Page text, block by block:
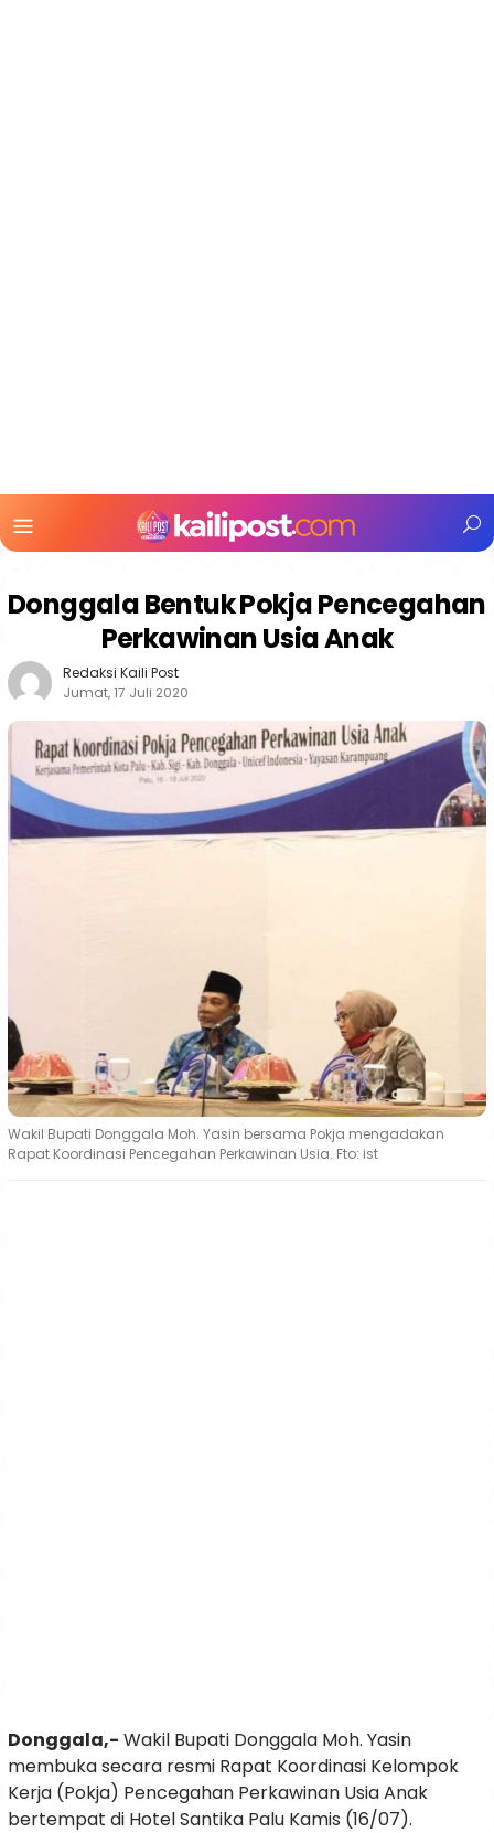
Mobile
Donggala Bentuk Pokja Pencegahan
Perkawinan Usia Anak
Redaksi Kaili Post
Jumat, 17 Juli 2020
Wakil Bupati Donggala Moh. Yasin bersama Pokja mengadakan
Rapat Koordinasi Pencegahan Perkawinan Usia. Fto: ist
Donggala,- Wakil Bupati Donggala Moh. Yasin
membuka secara resmi Rapat Koordinasi Kelompok
Kerja (Pokja) Pencegahan Perkawinan Usia Anak
bertempat di Hotel Santika Palu Kamis (16/07).